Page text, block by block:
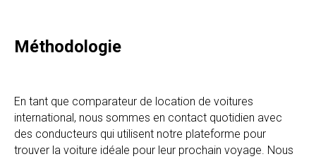
Méthodologie
En tant que comparateur de location de voitures
international, nous sommes en contact quotidien avec
des conducteurs qui utilisent notre plateforme pour
trouver la voiture idéale pour leur prochain voyage. Nous